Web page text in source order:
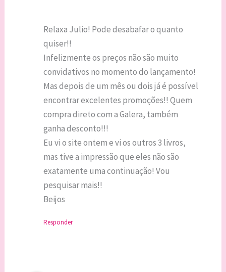
Relaxa Julio! Pode desabafar o quanto
quiser!!
Infelizmente os preços não são muito
convidativos no momento do lançamento!
Mas depois de um mês ou dois já é possível
encontrar excelentes promoções!! Quem
compra direto com a Galera, também
ganha desconto!!!
Eu vi o site ontem e vi os outros 3 livros,
mas tive a impressão que eles não são
exatamente uma continuação! Vou
pesquisar mais!!
Beijos
Responder